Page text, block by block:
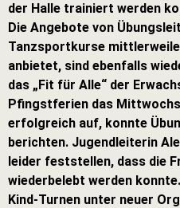
der Halle trainiert werden
Die Angebote von
Tanzsportkurse
anbietet, sind ebenfalls
das „Fit für Alle“ der
Pfingstferien das
erfolgreich auf, konnte
berichten. Jugendleiterin
leider feststellen, dass die
wiederbelebt werden
Kind-Turnen unter neuer